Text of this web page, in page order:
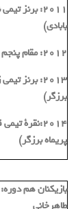
٢٠١١: برنز
بابادی)
٢٠١٢: مقام پنجم جوانان اندونزی
برزگر)
پریماه برزگر)
بازیکنان هم
طاهرخانى